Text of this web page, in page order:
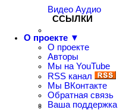
Видео Аудио
ССЫЛКИ
О проекте ▼
О проекте
Авторы
Мы на YouTube
RSS канал
Мы ВКонтакте
Обратная связь
Ваша поддержка